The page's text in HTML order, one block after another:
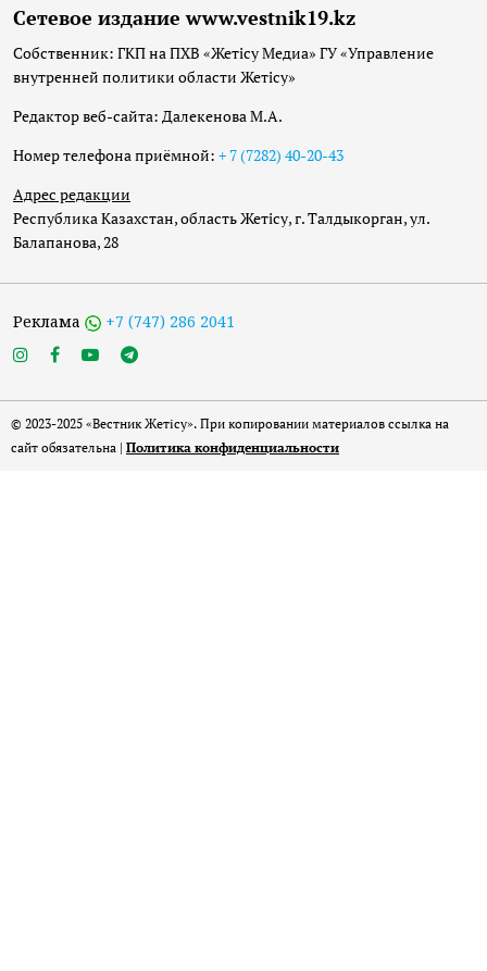
Сетевое издание www.vestnik19.kz
Собственник: ГКП на ПХВ «Жетісу Медиа» ГУ «Управление
внутренней политики области Жетісу»
Редактор веб-сайта: Далекенова М.А.
Номер телефона приёмной: + 7 (7282) 40-20-43
Адрес редакции
Республика Казахстан, область Жетісу, г. Талдыкорган, ул.
Балапанова, 28
Реклама +7 (747) 286 2041
© 2023-2025 «Вестник Жетісу». При копировании материалов ссылка на
сайт обязательна | Политика конфиденциальности